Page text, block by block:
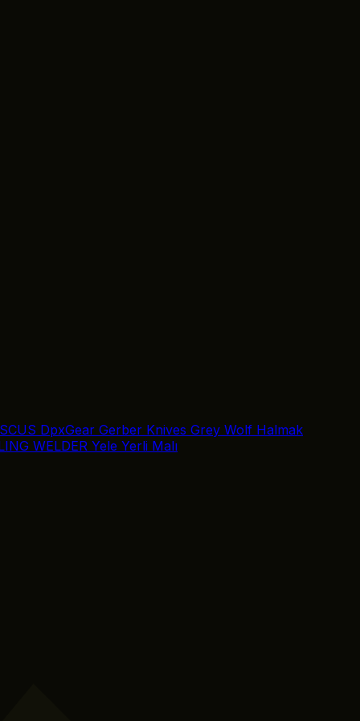
DpxGear Gerber Knives Grey Wolf Halmak
WELDER Yele Yerli Malı